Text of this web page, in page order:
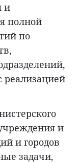
и
полной
по
реализацией
и
и городов
задачи,